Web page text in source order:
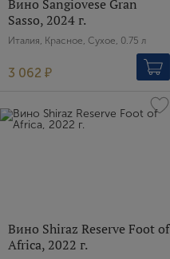
Вино Sangiovese Gran
Sasso, 2024 г.
Италия, Красное, Сухое, 0.75 л
3 062 ₽
Вино Shiraz Reserve Foot of
Africa, 2022 г.
Пароль
Я согласен с условиями